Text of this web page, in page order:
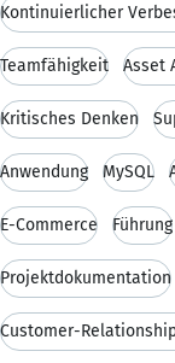
Kontinuierlicher
Teamfähigkeit Asset
Kritisches Denken
Anwendung MySQL
E-Commerce Führung
Projektdokumentation
Customer-